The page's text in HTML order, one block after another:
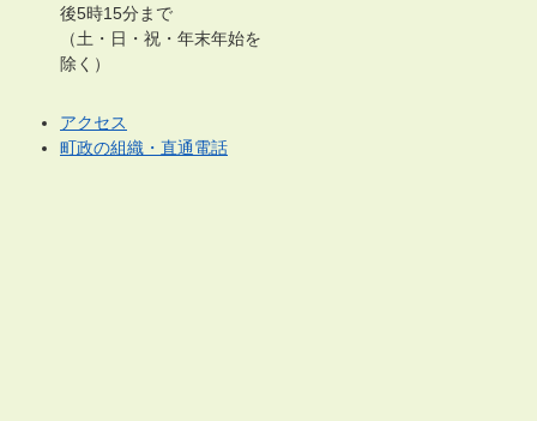
後5時15分まで
（土・日・祝・年末年始を
除く）
アクセス
町政の組織・直通電話